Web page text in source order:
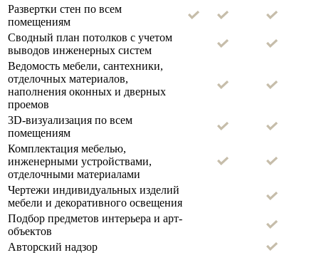
Развертки стен по всем
помещениям
Сводный план потолков с учетом
выводов инженерных систем
Ведомость мебели, сантехники,
отделочных материалов,
наполнения оконных и дверных
проемов
3D-визуализация по всем
помещениям
Комплектация мебелью,
инженерными устройствами,
отделочными материалами
Чертежи индивидуальных изделий
мебели и декоративного освещения
Подбор предметов интерьера и арт-
объектов
Авторский надзор